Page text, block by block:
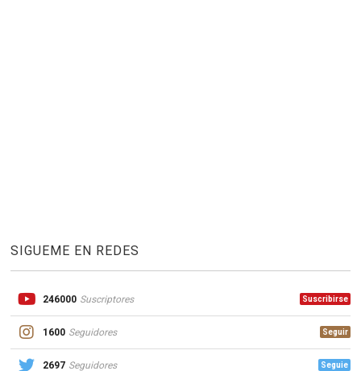
SIGUEME EN REDES
246000 Suscriptores Suscribirse
1600 Seguidores Seguir
2697 Seguidores Seguie